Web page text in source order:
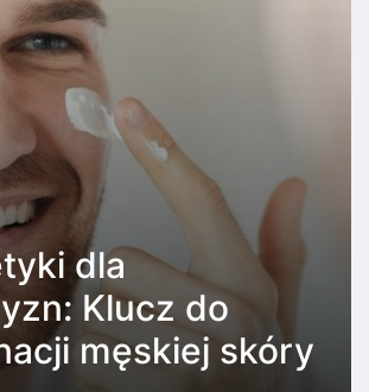
dla
Klucz do
męskiej skóry